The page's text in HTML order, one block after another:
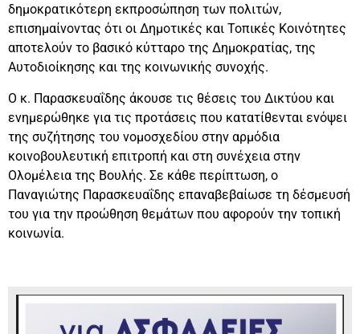
δημοκρατικότερη εκπροσώπηση των πολιτών,
επισημαίνοντας ότι οι Δημοτικές και Τοπικές Κοινότητες
αποτελούν το βασικό κύτταρο της Δημοκρατίας, της
Αυτοδιοίκησης και της κοινωνικής συνοχής.
Ο κ. Παρασκευαΐδης άκουσε τις θέσεις του Δικτύου και
ενημερώθηκε για τις προτάσεις που κατατίθενται ενόψει
της συζήτησης του νομοσχεδίου στην αρμόδια
κοινοβουλευτική επιτροπή και στη συνέχεια στην
Ολομέλεια της Βουλής. Σε κάθε περίπτωση, ο
Παναγιώτης Παρασκευαΐδης επαναβεβαίωσε τη δέσμευσή
του για την προώθηση θεμάτων που αφορούν την τοπική
κοινωνία.